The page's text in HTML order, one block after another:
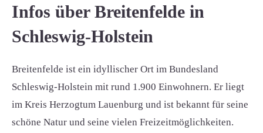
Infos über Breitenfelde in
Schleswig-Holstein
Breitenfelde ist ein idyllischer Ort im Bundesland
Schleswig-Holstein mit rund 1.900 Einwohnern. Er liegt
im Kreis Herzogtum Lauenburg und ist bekannt für seine
schöne Natur und seine vielen Freizeitmöglichkeiten.